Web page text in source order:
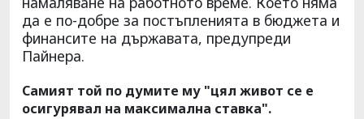
да е по-добре за постъпленията в бюджета и
финансите на държавата, предупреди
Пайнера.
Самият той по думите му "цял живот се е
осигурявал на максимална ставка".